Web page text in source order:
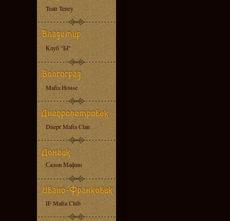
Teatr Teney
Клуб "Ы"
Mafia House
Dnepr Mafia Clan
Салон Мафии
IF Mafia Club